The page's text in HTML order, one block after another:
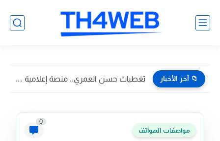
📁 آخر الأخبار تغطيات حسن العمري.. منصة إعلامية تسويقية تواكب أبرز فعاليات وأخبار...
مواصفات الهواتف
0